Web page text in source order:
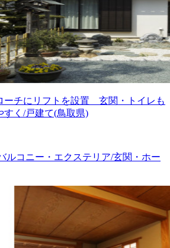
ーチにリフトを設置 玄関・トイレも
すく/戸建て(鳥取県)
ルコニー・エクステリア/玄関・ホー